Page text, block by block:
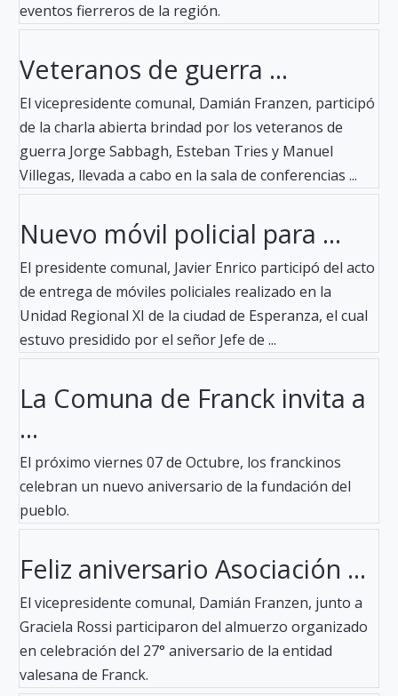
eventos fierreros de la región.
Veteranos de guerra ...
El vicepresidente comunal, Damián Franzen, participó
de la charla abierta brindad por los veteranos de
guerra Jorge Sabbagh, Esteban Tries y Manuel
Villegas, llevada a cabo en la sala de conferencias ...
Nuevo móvil policial para ...
El presidente comunal, Javier Enrico participó del acto
de entrega de móviles policiales realizado en la
Unidad Regional XI de la ciudad de Esperanza, el cual
estuvo presidido por el señor Jefe de ...
La Comuna de Franck invita a
...
El próximo viernes 07 de Octubre, los franckinos
celebran un nuevo aniversario de la fundación del
pueblo.
Feliz aniversario Asociación ...
El vicepresidente comunal, Damián Franzen, junto a
Graciela Rossi participaron del almuerzo organizado
en celebración del 27° aniversario de la entidad
valesana de Franck.